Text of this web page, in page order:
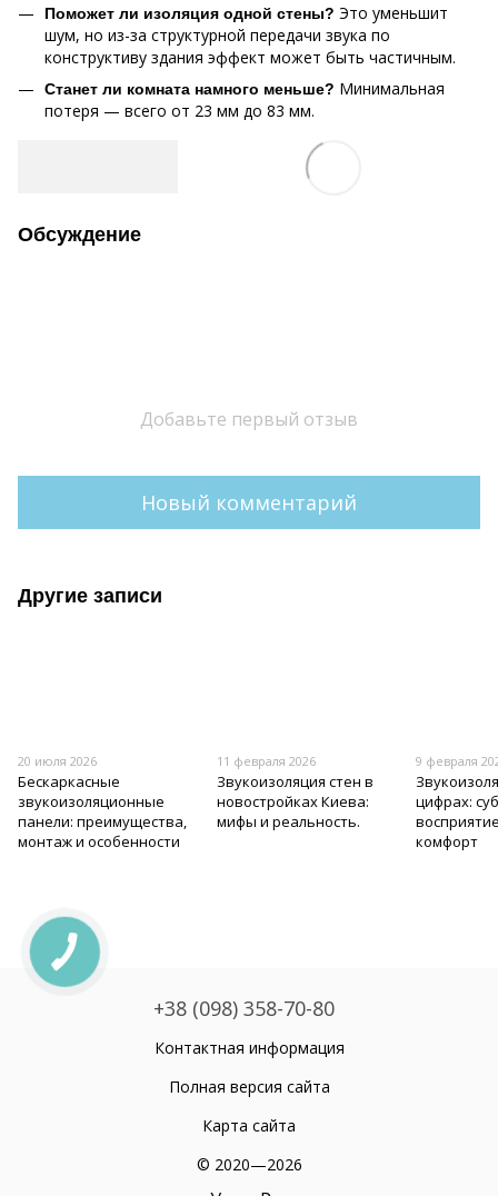
Поможет ли изоляция одной стены? Это уменьшит
шум, но из-за структурной передачи звука по
конструктиву здания эффект может быть частичным.
Станет ли комната намного меньше? Минимальная
потеря — всего от 23 мм до 83 мм.
Обсуждение
Добавьте первый отзыв
Новый комментарий
Другие записи
20 июля 2026
Бескаркасные
звукоизоляционные
панели: преимущества,
монтаж и особенности
11 февраля 2026
Звукоизоляция стен в
новостройках Киева:
мифы и реальность.
9 февраля
цифрах:
комфорт
+38 (098) 358-70-80
Контактная информация
Полная версия сайта
Карта сайта
© 2020—2026